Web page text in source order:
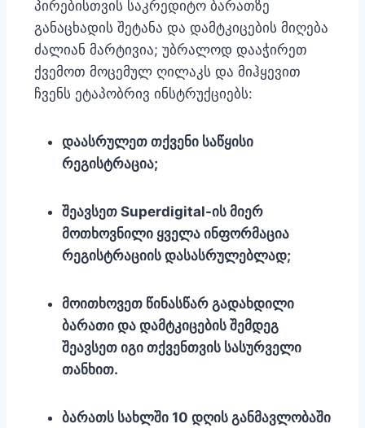
პირებისთვის საკრედიტო ბარათზე
განაცხადის შეტანა და დამტკიცების მიღება
ძალიან მარტივია; უბრალოდ დააჭირეთ
ქვემოთ მოცემულ ღილაკს და მიჰყევით
ჩვენს ეტაპობრივ ინსტრუქციებს:
დაასრულეთ თქვენი საწყისი
რეგისტრაცია;
შეავსეთ Superdigital-ის მიერ
მოთხოვნილი ყველა ინფორმაცია
რეგისტრაციის დასასრულებლად;
მოითხოვეთ წინასწარ გადახდილი
ბარათი და დამტკიცების შემდეგ
შეავსეთ იგი თქვენთვის სასურველი
თანხით.
ბარათს სახლში 10 დღის განმავლობაში